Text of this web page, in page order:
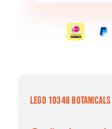
LEGO 10348 BOTANICALS